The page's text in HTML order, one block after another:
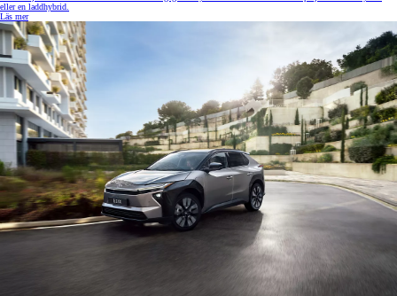
eller en laddhybrid.
Läs mer